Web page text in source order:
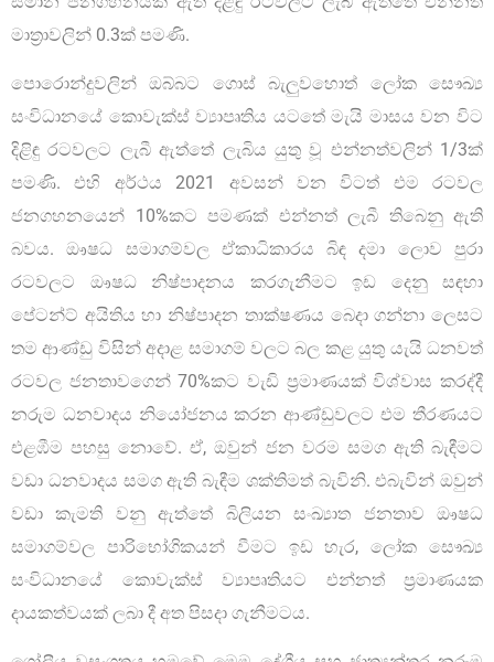
මාත්‍රාවලින් 0.3ක් පමණි.
පොරොන්දුවලින් ඔබ්බට ගොස් බැලුවහොත් ලෝක සෞඛ්‍ය
සංවිධානයේ කොවැක්ස් ව්‍යාපෘතිය යටතේ මැයි මාසය වන විට
දිළිඳු රටවලට ලැබී ඇත්තේ ලැබිය යුතු වූ එන්නත්වලින් 1/3ක්
පමණි. එහි අර්ථය 2021 අවසන් වන විටත් එම රටවල
ජනගහනයෙන් 10%කට පමණක් එන්නත් ලැබී තිබෙනු ඇති
බවය. ඖෂධ සමාගම්වල ඒකාධිකාරය බිඳ දමා ලොව පුරා
රටවලට ඖෂධ නිෂ්පාදනය කරගැනීමට ඉඩ දෙනු සඳහා
පේටන්ට් අයිතිය හා නිෂ්පාදන තාක්ෂණය බෙදා ගන්නා ලෙසට
තම ආණ්ඩු විසින් අදාළ සමාගම් වලට බල කළ යුතු යැයි ධනවත්
රටවල ජනතාවගෙන් 70%කට වැඩි ප්‍රමාණයක් විශ්වාස කරද්දී
නරුම ධනවාදය නියෝජනය කරන ආණ්ඩුවලට එම තීරණයට
එළඹීම පහසු නොවේ. ඒ, ඔවුන් ජන වරම සමග ඇති බැඳීමට
වඩා ධනවාදය සමග ඇති බැඳීම ශක්තිමත් බැවිනි. එබැවින් ඔවුන්
වඩා කැමති වනු ඇත්තේ බිලියන සංඛ්‍යාත ජනතාව ඖෂධ
සමාගම්වල පාරිභෝගිකයන් වීමට ඉඩ හැර, ලෝක සෞඛ්‍ය
සංවිධානයේ කොවැක්ස් ව්‍යාපෘතියට එන්නත් ප්‍රමාණයක
දායකත්වයක් ලබා දී අත පිසදා ගැනීමටය.